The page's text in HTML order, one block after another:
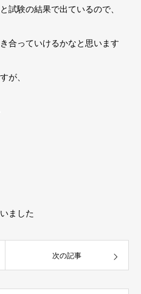
試験の結果で出ているので、
合っていけるかなと思います
が、
ました
次の記事